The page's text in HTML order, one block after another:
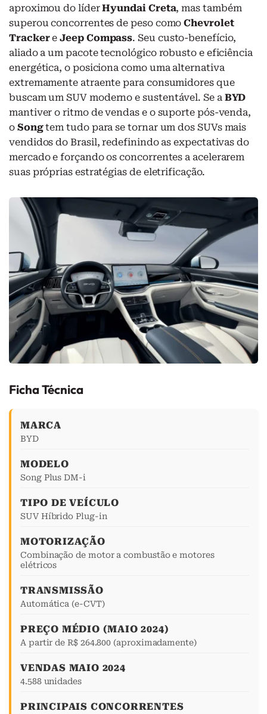
aproximou do líderHyundai Creta, mas também
superou concorrentes de peso comoChevrolet
TrackereJeep Compass. Seu custo-benefício,
aliado a um pacote tecnológico robusto e eficiência
energética, o posiciona como uma alternativa
extremamente atraente para consumidores que
buscam um SUV moderno e sustentável. Se a BYD
mantiver o ritmo de vendas e o suporte pós-venda,
o Songtem tudo para se tornar um dos SUVs mais
vendidos do Brasil, redefinindo as expectativas do
mercado e forçando os concorrentes a acelerarem
suas próprias estratégias de eletrificação.
Ficha Técnica
MARCA
BYD
MODELO
Song Plus DM-i
TIPO DE VEÍCULO
SUV Híbrido Plug-in
MOTORIZAÇÃO
Combinação de motor a combustão e motores
elétricos
TRANSMISSÃO
Automática (e-CVT)
PREÇO MÉDIO (MAIO 2024)
A partir de R$ 264.800 (aproximadamente)
VENDAS MAIO 2024
4.588 unidades
PRINCIPAIS CONCORRENTES